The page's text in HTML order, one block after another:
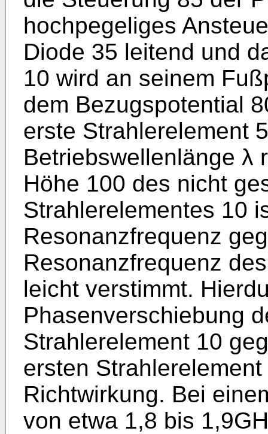
hochpegeliges
Diode 35 leitend und
10 wird an seinem
dem Bezugspotential
erste Strahlerelement
Betriebswellenlänge λ
Höhe 100 des nicht
Strahlerelementes 10
Resonanzfrequenz
Resonanzfrequenz
leicht verstimmt.
Phasenverschiebung
Strahlerelement 10
ersten
Richtwirkung. Bei
von etwa 1,8 bis